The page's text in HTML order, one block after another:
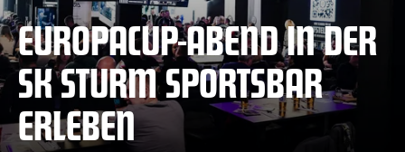
EUROPACUP-ABEND IN DER
SK STURM SPORTSBAR
ERLEBEN